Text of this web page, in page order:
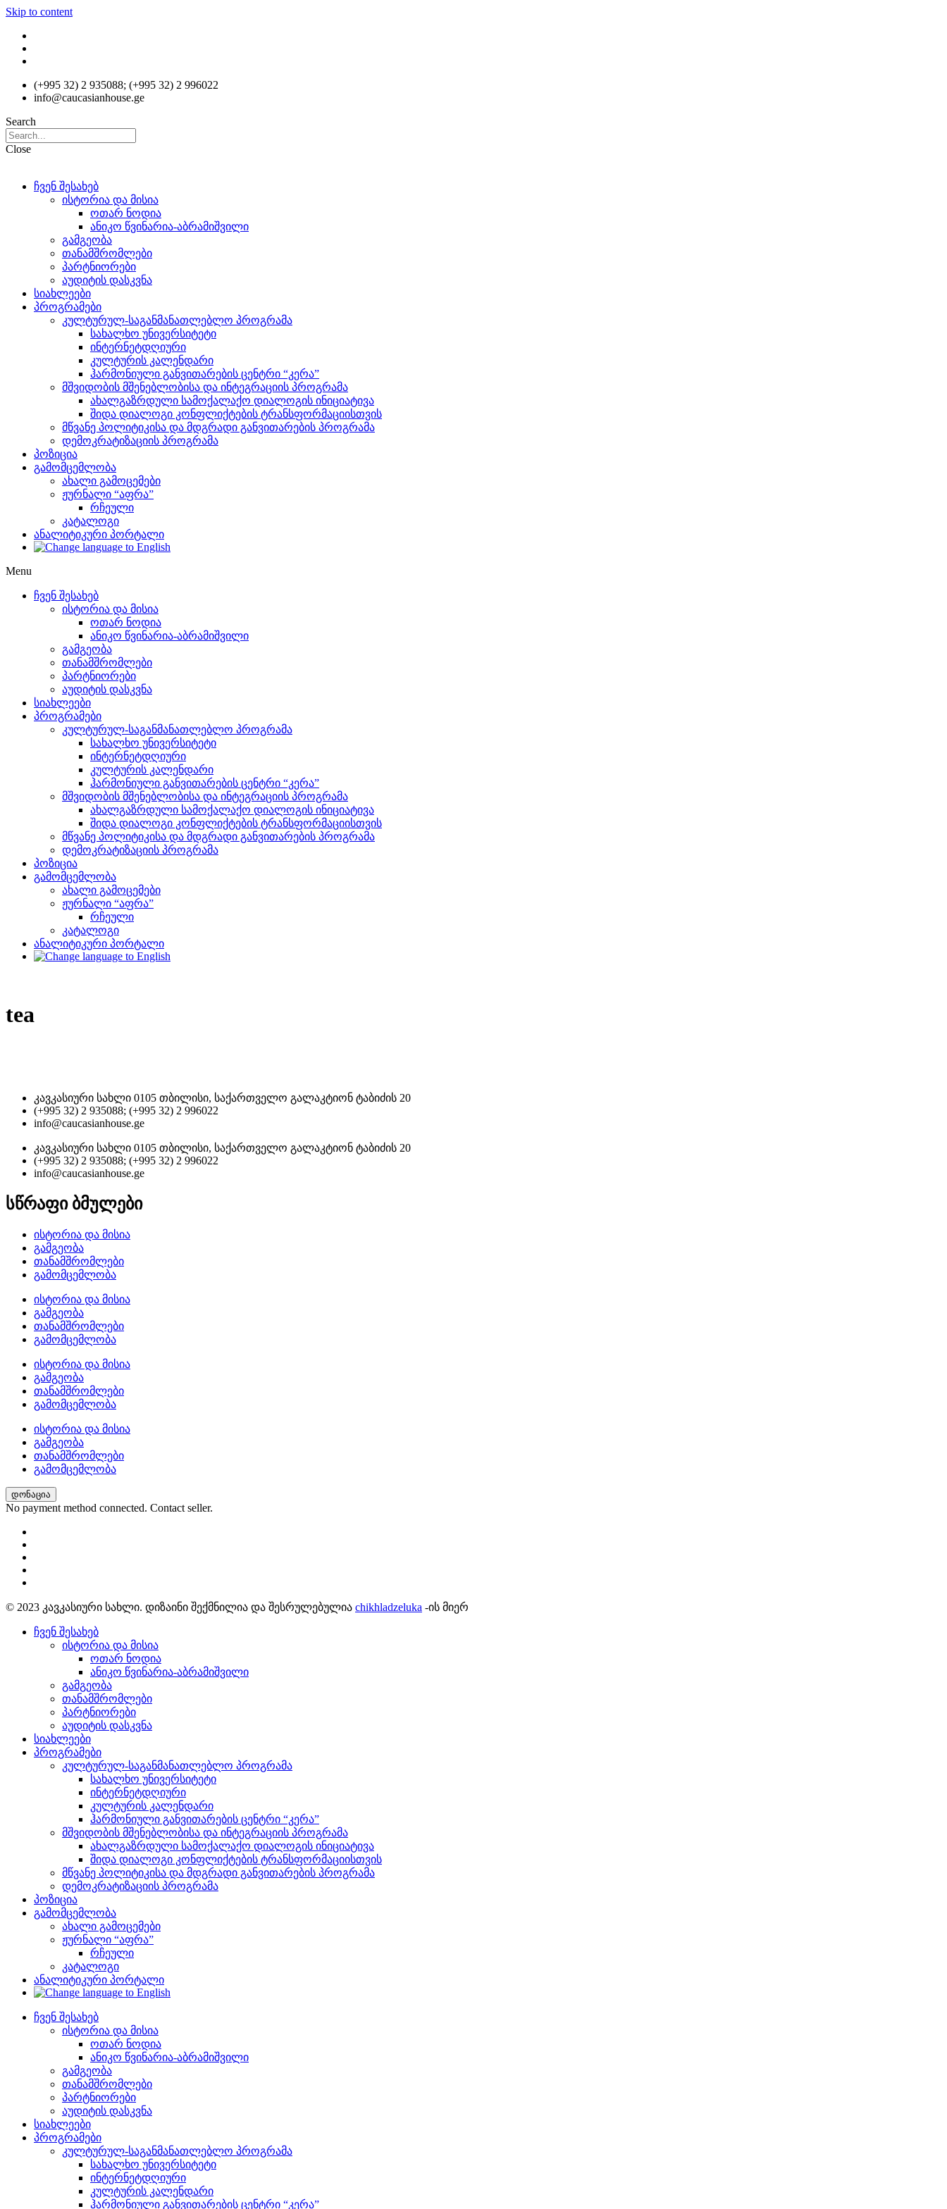
Skip to content
(+995 32) 2 935088; (+995 32) 2 996022
info@caucasianhouse.ge
Search
Close
ჩვენ შესახებ
ისტორია და მისია
ოთარ ნოდია
ანიკო წვინარია-აბრამიშვილი
გამგეობა
თანამშრომლები
პარტნიორები
აუდიტის დასკვნა
სიახლეები
პროგრამები
კულტურულ-საგანმანათლებლო პროგრამა
სახალხო უნივერსიტეტი
ინტერნეტდღიური
კულტურის კალენდარი
ჰარმონიული განვითარების ცენტრი “კერა”
მშვიდობის მშენებლობისა და ინტეგრაციის პროგრამა
ახალგაზრდული სამოქალაქო დიალოგის ინიციატივა
შიდა დიალოგი კონფლიქტების ტრანსფორმაციისთვის
მწვანე პოლიტიკისა და მდგრადი განვითარების პროგრამა
დემოკრატიზაციის პროგრამა
პოზიცია
გამომცემლობა
ახალი გამოცემები
ჟურნალი “აფრა”
რჩეული
კატალოგი
ანალიტიკური პორტალი
Menu
ჩვენ შესახებ
ისტორია და მისია
ოთარ ნოდია
ანიკო წვინარია-აბრამიშვილი
გამგეობა
თანამშრომლები
პარტნიორები
აუდიტის დასკვნა
სიახლეები
პროგრამები
კულტურულ-საგანმანათლებლო პროგრამა
სახალხო უნივერსიტეტი
ინტერნეტდღიური
კულტურის კალენდარი
ჰარმონიული განვითარების ცენტრი “კერა”
მშვიდობის მშენებლობისა და ინტეგრაციის პროგრამა
ახალგაზრდული სამოქალაქო დიალოგის ინიციატივა
შიდა დიალოგი კონფლიქტების ტრანსფორმაციისთვის
მწვანე პოლიტიკისა და მდგრადი განვითარების პროგრამა
დემოკრატიზაციის პროგრამა
პოზიცია
გამომცემლობა
ახალი გამოცემები
ჟურნალი “აფრა”
რჩეული
კატალოგი
ანალიტიკური პორტალი
tea
კავკასიური სახლი 0105 თბილისი, საქართველო გალაკტიონ ტაბიძის 20
(+995 32) 2 935088; (+995 32) 2 996022
info@caucasianhouse.ge
კავკასიური სახლი 0105 თბილისი, საქართველო გალაკტიონ ტაბიძის 20
(+995 32) 2 935088; (+995 32) 2 996022
info@caucasianhouse.ge
სწრაფი ბმულები
ისტორია და მისია
გამგეობა
თანამშრომლები
გამომცემლობა
ისტორია და მისია
გამგეობა
თანამშრომლები
გამომცემლობა
ისტორია და მისია
გამგეობა
თანამშრომლები
გამომცემლობა
ისტორია და მისია
გამგეობა
თანამშრომლები
გამომცემლობა
დონაცია
No payment method connected. Contact seller.
© 2023 კავკასიური სახლი. დიზაინი შექმნილია და შესრულებულია chikhladzeluka -ის მიერ
ჩვენ შესახებ
ისტორია და მისია
ოთარ ნოდია
ანიკო წვინარია-აბრამიშვილი
გამგეობა
თანამშრომლები
პარტნიორები
აუდიტის დასკვნა
სიახლეები
პროგრამები
კულტურულ-საგანმანათლებლო პროგრამა
სახალხო უნივერსიტეტი
ინტერნეტდღიური
კულტურის კალენდარი
ჰარმონიული განვითარების ცენტრი “კერა”
მშვიდობის მშენებლობისა და ინტეგრაციის პროგრამა
ახალგაზრდული სამოქალაქო დიალოგის ინიციატივა
შიდა დიალოგი კონფლიქტების ტრანსფორმაციისთვის
მწვანე პოლიტიკისა და მდგრადი განვითარების პროგრამა
დემოკრატიზაციის პროგრამა
პოზიცია
გამომცემლობა
ახალი გამოცემები
ჟურნალი “აფრა”
რჩეული
კატალოგი
ანალიტიკური პორტალი
ჩვენ შესახებ
ისტორია და მისია
ოთარ ნოდია
ანიკო წვინარია-აბრამიშვილი
გამგეობა
თანამშრომლები
პარტნიორები
აუდიტის დასკვნა
სიახლეები
პროგრამები
კულტურულ-საგანმანათლებლო პროგრამა
სახალხო უნივერსიტეტი
ინტერნეტდღიური
კულტურის კალენდარი
ჰარმონიული განვითარების ცენტრი “კერა”